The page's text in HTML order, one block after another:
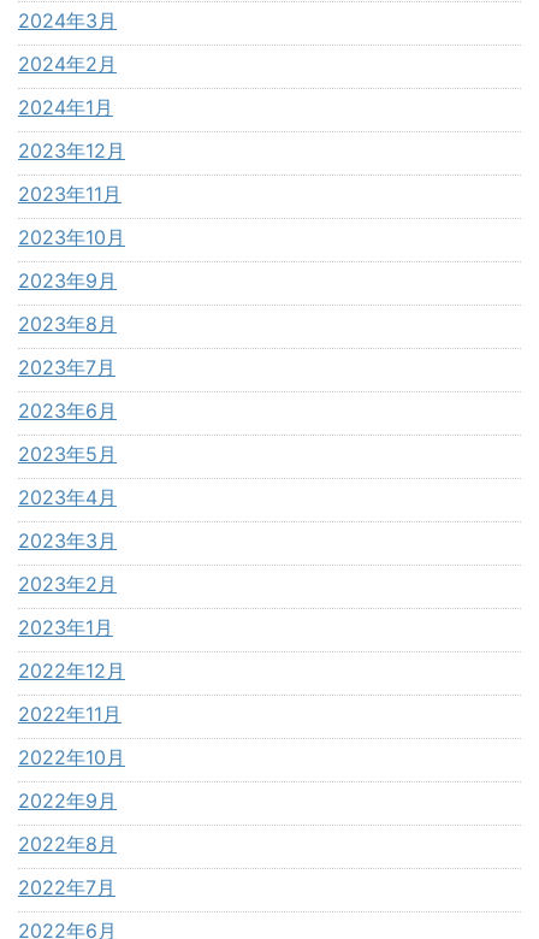
2024年3月
2024年2月
2024年1月
2023年12月
2023年11月
2023年10月
2023年9月
2023年8月
2023年7月
2023年6月
2023年5月
2023年4月
2023年3月
2023年2月
2023年1月
2022年12月
2022年11月
2022年10月
2022年9月
2022年8月
2022年7月
2022年6月